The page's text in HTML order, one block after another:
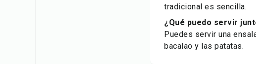
tradicional es sencilla.
¿Qué puedo servir
Puedes servir una
bacalao y las patatas.